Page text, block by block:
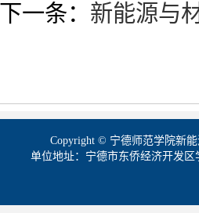
下一条： 新能源与
Copyright © 宁德师范学院新
单位地址：宁德市东侨经济开发